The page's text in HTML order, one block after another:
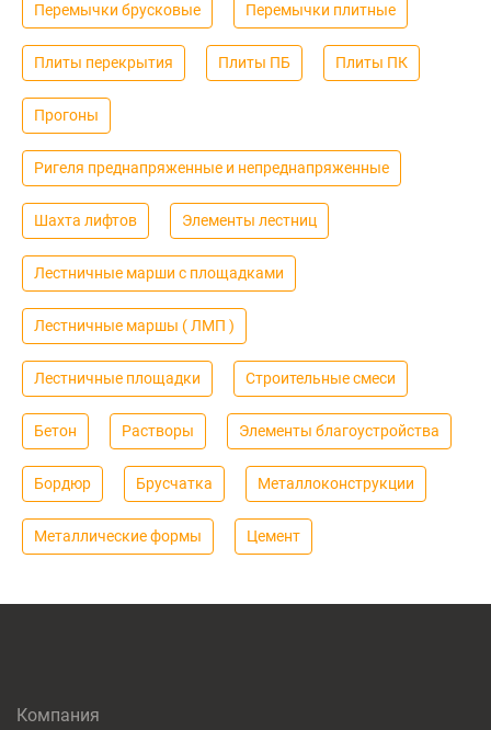
Перемычки брусковые Перемычки плитные
Плиты перекрытия Плиты ПБ Плиты ПК
Прогоны
Ригеля преднапряженные и непреднапряженные
Шахта лифтов Элементы лестниц
Лестничные марши с площадками
Лестничные маршы ( ЛМП )
Лестничные площадки Строительные смеси
Бетон Растворы Элементы благоустройства
Бордюр Брусчатка Металлоконструкции
Металлические формы Цемент
Компания